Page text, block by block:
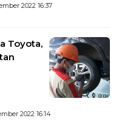
2022 16:37
Toyota,
2022 16:14